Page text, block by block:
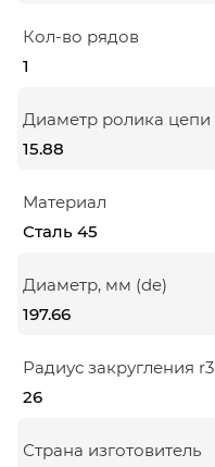
Кол-во рядов
1
Диаметр ролика цепи
15.88
Материал
Сталь 45
Диаметр, мм (de)
197.66
Радиус закругления r3
26
Страна изготовитель